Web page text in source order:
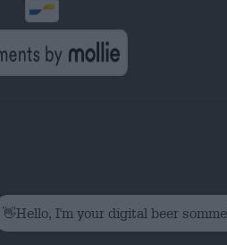
Tutti i diritti riservati.